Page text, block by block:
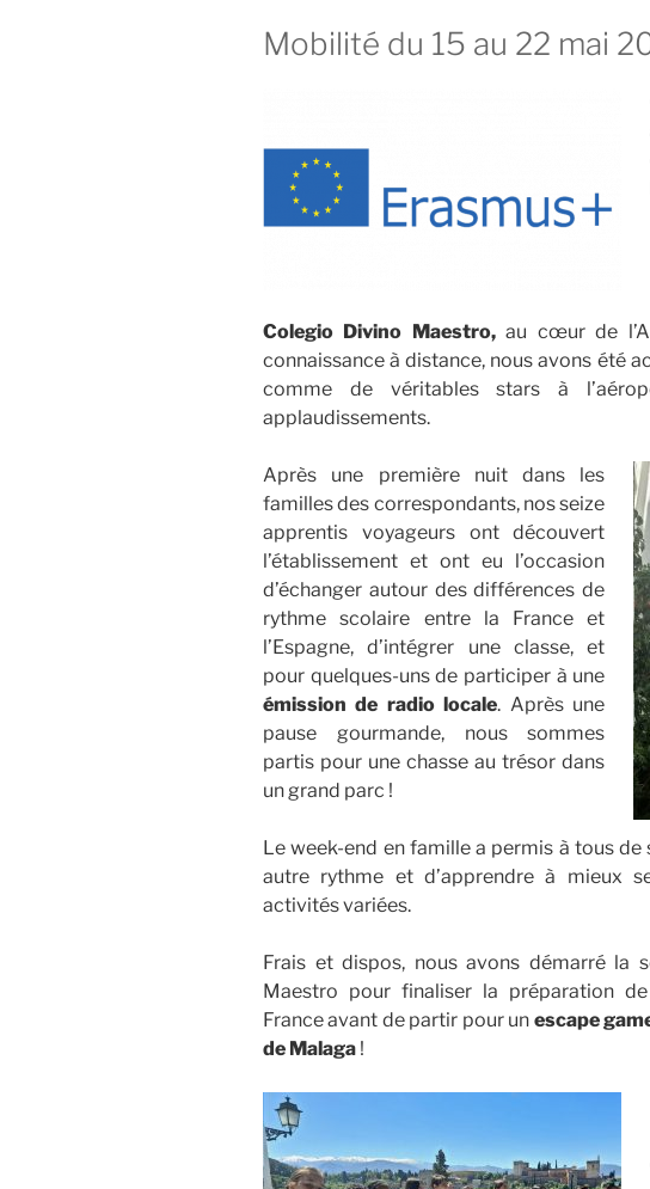
Mobilité du 15 au 22 mai
Colegio Divino Maestro,au cœur de
connaissance à distance, nous avons été
comme de véritables stars à
applaudissements.
Après une première nuit dans les
familles des correspondants, nos seize
apprentis voyageurs ont découvert
l’établissement et ont eu l’occasion
d’échanger autour des différences de
rythme scolaire entre la France et
l’Espagne, d’intégrer une classe, et
pour quelques-uns de participer à une
émission de radio locale. Après une
pause gourmande, nous sommes
partis pour une chasse au trésor dans
un grand parc !
Le week-end en famille a permis à tous de
autre rythme et d’apprendre à mieux
activités variées.
Frais et dispos, nous avons démarré la
Maestro pour finaliser la préparation
France avant de partir pour un escape
de Malaga !